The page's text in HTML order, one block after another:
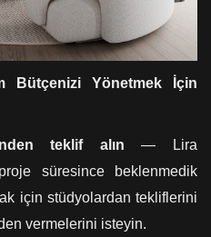
Bütçenizi Yönetmek İçin
teklif alın — Lira
süresince beklenmedik
için stüdyolardan tekliflerini
vermelerini isteyin.